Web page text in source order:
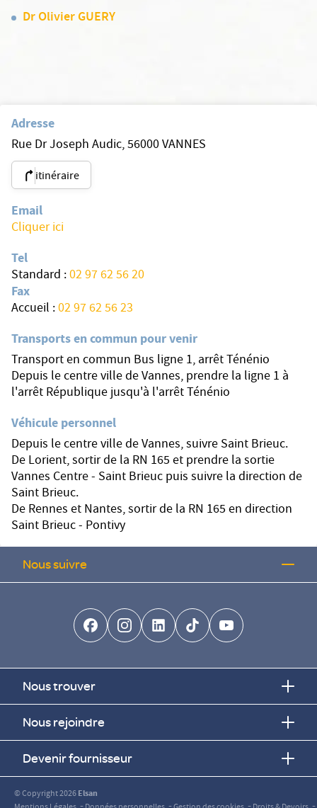
Dr Olivier GUERY
Adresse
Rue Dr Joseph Audic, 56000 VANNES
itinéraire
Email
Cliquer ici
Tel
Standard :02 97 62 56 20
Fax
Accueil :02 97 62 56 23
Transports en commun pour venir
Transport en commun Bus ligne 1, arrêt Ténénio
Depuis le centre ville de Vannes, prendre la ligne 1 à
l'arrêt République jusqu'à l'arrêt Ténénio
Véhicule personnel
Depuis le centre ville de Vannes, suivre Saint Brieuc.
De Lorient, sortir de la RN 165 et prendre la sortie
Vannes Centre - Saint Brieuc puis suivre la direction de
Saint Brieuc.
De Rennes et Nantes, sortir de la RN 165 en direction
Saint Brieuc - Pontivy
Nous suivre
facebook-brands
instagramlinkedin-brands
tiktok-brands
youtube
Nous trouver
Nous rejoindre
Devenir fournisseur
© Copyright 2026Elsan